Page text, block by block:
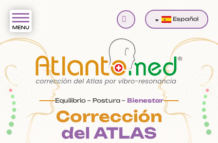
Equilibrio – Postura – Bienestar
Corrección
del ATLAS
Buscar Español